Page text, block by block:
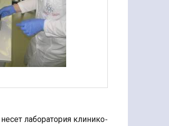
лаборатория клинико-